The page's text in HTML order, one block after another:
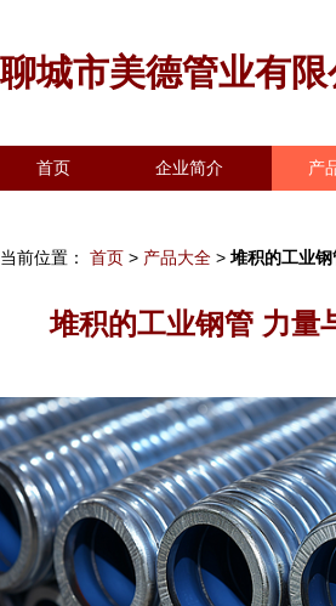
聊城市美德管业有限
首页 企业简介 产
当前位置： 首页 > 产品大全 > 堆积的工业
堆积的工业钢管 力量